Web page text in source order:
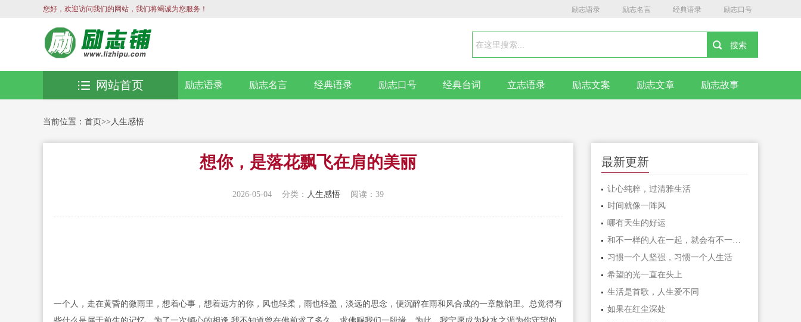
您好，欢迎访问我们的网站，我们将竭诚为您服务！ 励志语录 励志名言 经典语录 励志口号
励志语录 励志名言 经典语录 励志口号 经典台词 立志语录 励志文案 励志文章 励志故事
网站首页
当前位置： 首页>> 人生感悟
想你，是落花飘飞在肩的美丽
2026-05-04 分类： 人生感悟 阅读：39
一个人，走在黄昏的微雨里，想着心事，想着远方的你，风也轻柔，雨也轻盈，淡远的思念，便沉醉在雨和风合成的一章散韵里。总觉得有
最新更新
让心纯粹，过清雅生活
时间就像一阵风
哪有天生的好运
和不一样的人在一起，就会有不一样的人生
习惯一个人坚强，习惯一个人生活
希望的光一直在头上
生活是首歌，人生爱不同
如果在红尘深处